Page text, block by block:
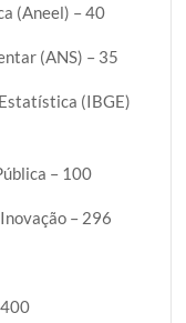
(Aneel) – 40
(ANS) – 35
(IBGE)
– 100
– 296